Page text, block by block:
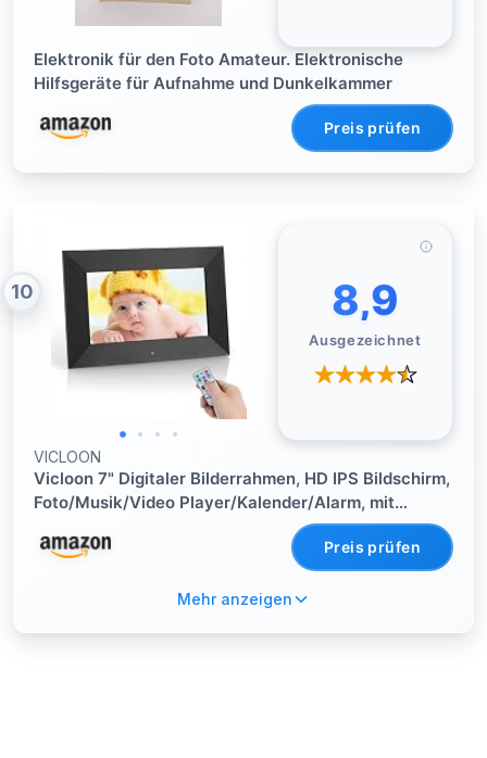
Elektronik für den Foto Amateur. Elektronische
Hilfsgeräte für Aufnahme und Dunkelkammer
Preis prüfen
10 8,9
Ausgezeichnet
VICLOON
Vicloon 7" Digitaler Bilderrahmen, HD IPS Bildschirm,
Foto/Musik/Video Player/Kalender/Alarm, mit
Fernbedienung, Unterstützung USB/SD-Karte,
Wandmontierbar (Non WiFi)
Preis prüfen
Mehr anzeigen